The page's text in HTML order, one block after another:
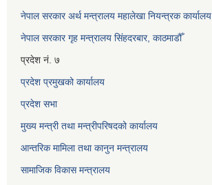
नेपाल सरकार अर्थ मन्त्रालय महालेखा नियन्त्रक कार्यालय
नेपाल सरकार गृह मन्त्रालय सिंहदरबार, काठमाडौँ
प्रदेश नं. ७
प्रदेश प्रमुखको कार्यालय
प्रदेश सभा
मुख्य मन्त्री तथा मन्त्रीपरिषदको कार्यालय
आन्तरिक मामिला तथा कानुन मन्त्रालय
सामाजिक विकास मन्त्रालय